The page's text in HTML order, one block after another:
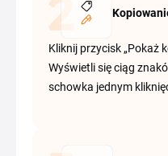
Kliknij przycisk „Pokaż
Wyświetli się ciąg
schowka jednym